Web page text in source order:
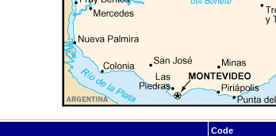
Code